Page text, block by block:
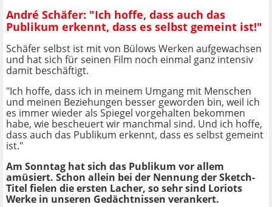
André Schäfer: "Ich hoffe, dass auch das
Publikum erkennt, dass es selbst gemeint ist!"
Schäfer selbst ist mit von Bülows Werken aufgewachsen
und hat sich für seinen Film noch einmal ganz intensiv
damit beschäftigt.
"Ich hoffe, dass ich in meinem Umgang mit Menschen
und meinen Beziehungen besser geworden bin, weil ich
es immer wieder als Spiegel vorgehalten bekommen
habe, wie bescheuert wir manchmal sind. Und ich hoffe,
dass auch das Publikum erkennt, dass es selbst gemeint
ist."
Am Sonntag hat sich das Publikum vor allem
amüsiert. Schon allein bei der Nennung der Sketch-
Titel fielen die ersten Lacher, so sehr sind Loriots
Werke in unseren Gedächtnissen verankert.